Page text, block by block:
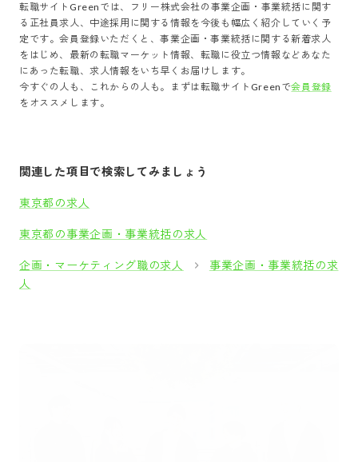
転職サイトGreenでは、 フリー株式会社の 事業企画・事業統括 に関す
る正社員求人、中途採用に関する情報を今後も幅広く紹介していく予
定です。会員登録いただくと、事業企画・事業統括 に関する新着求人
をはじめ、最新の転職マーケット情報、転職に役立つ情報などあなた
にあった転職、求人情報をいち早くお届けします。
今すぐの人も、これからの人も。まずは転職サイトGreenで会員登録
をオススメします。
関連した項目で検索してみましょう
東京都の求人
東京都の事業企画・事業統括の求人
企画・マーケティング職の求人
事業企画・事業統括の求
人